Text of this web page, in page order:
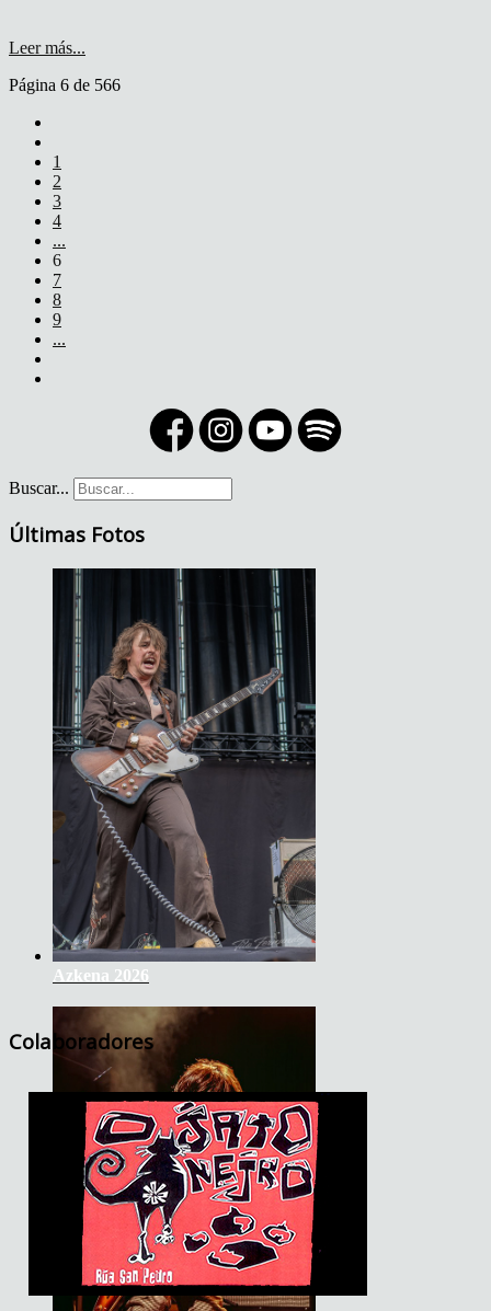
Leer más...
Página 6 de 566
1
2
3
4
...
6
7
8
9
...
Buscar...
Últimas Fotos
Azkena 2026
Colaboradores